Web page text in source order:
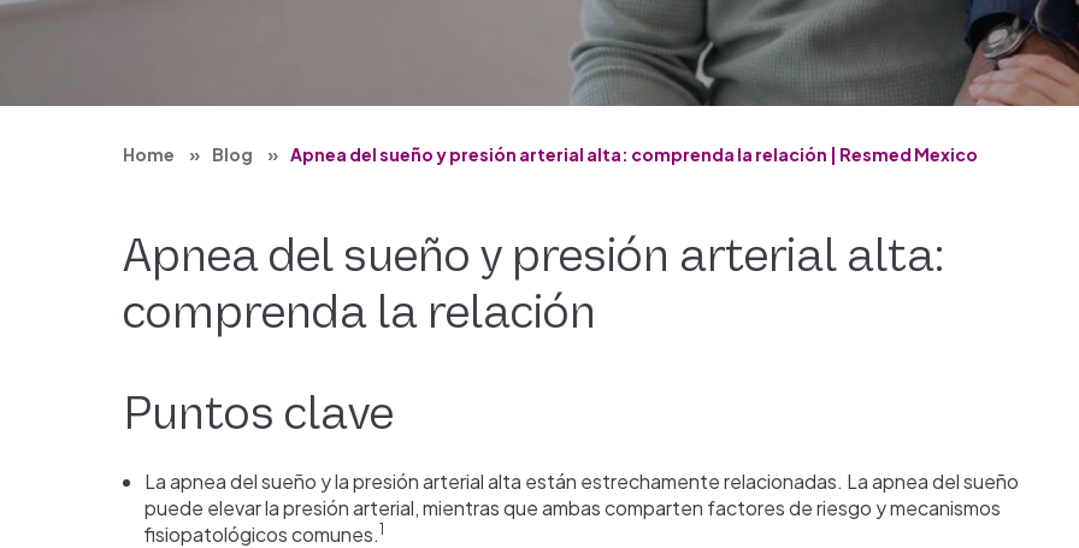
Home Blog Apnea del sueño y presión arterial alta: comprenda la relación | Resmed Mexico
Apnea del sueño y presión arterial alta:
comprenda la relación
Puntos clave
La apnea del sueño y la presión arterial alta están estrechamente relacionadas. La apnea del sueño
puede elevar la presión arterial, mientras que ambas comparten factores de riesgo y mecanismos
fisiopatológicos comunes.1